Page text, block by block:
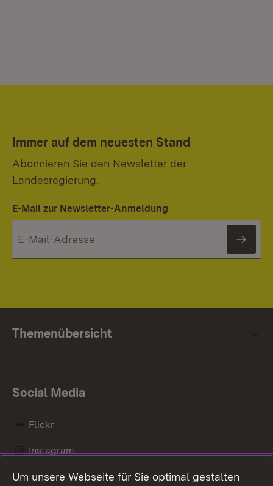
Immer auf dem neuesten Stand
Abonnieren Sie den Newsletter der
Landesregierung.
E-Mail zur Newsletter-Anmeldung
Themenübersicht
Social Media
Flickr
Instagram
Social Wall
Um unsere Webseite für Sie optimal gestalten